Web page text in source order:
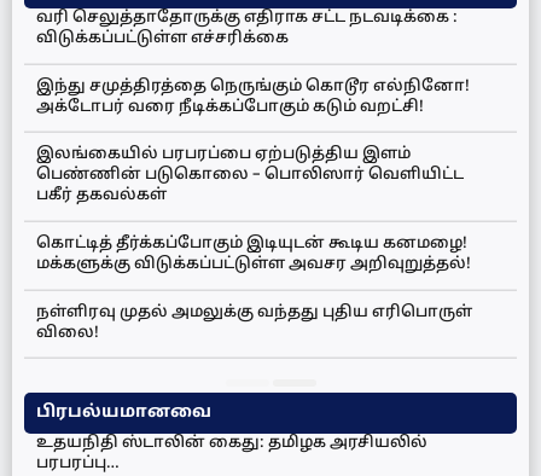
வரி செலுத்தாதோருக்கு எதிராக சட்ட நடவடிக்கை :
விடுக்கப்பட்டுள்ள எச்சரிக்கை
இந்து சமுத்திரத்தை நெருங்கும் கொடூர எல்நினோ!
அக்டோபர் வரை நீடிக்கப்போகும் கடும் வறட்சி!
இலங்கையில் பரபரப்பை ஏற்படுத்திய இளம்
பெண்ணின் படுகொலை – பொலிஸார் வெளியிட்ட
பகீர் தகவல்கள்
கொட்டித் தீர்க்கப்போகும் இடியுடன் கூடிய கனமழை!
மக்களுக்கு விடுக்கப்பட்டுள்ள அவசர அறிவுறுத்தல்!
நள்ளிரவு முதல் அமலுக்கு வந்தது புதிய எரிபொருள்
விலை!
பிரபல்யமானவை
உதயநிதி ஸ்டாலின் கைது: தமிழக அரசியலில்
பரபரப்பு…